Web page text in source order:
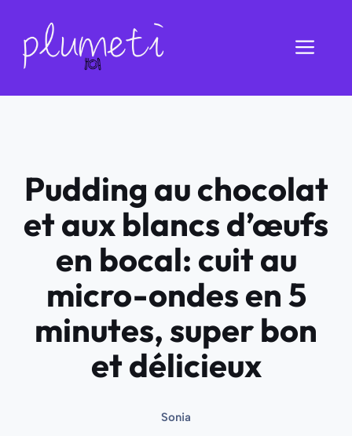
contenu
Pudding au chocolat
et aux blancs d’œufs
en bocal: cuit au
micro-ondes en 5
minutes, super bon
et délicieux
Sonia